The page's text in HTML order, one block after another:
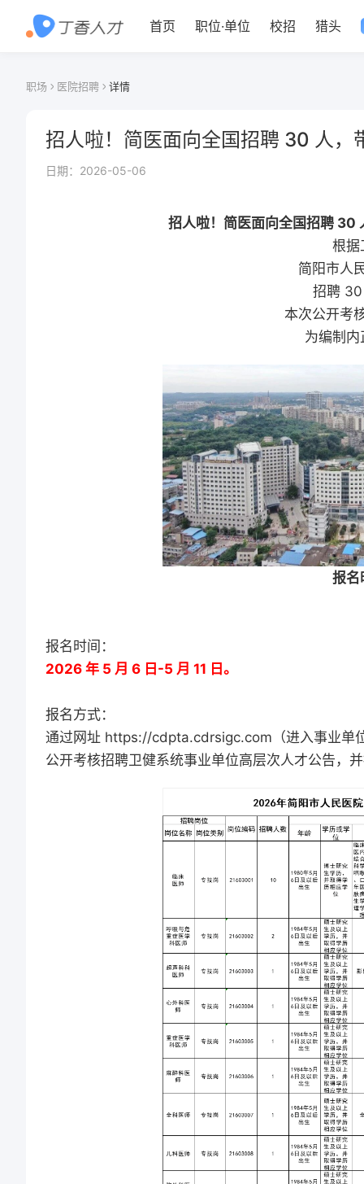
首页 职位·单位 校招 猎头
职场 医院招聘 详情
招人啦！简医面向全国招聘 30 人，
日期： 2026-05-06
招人啦！简医面向全国招聘 30
根据
简阳市人
招聘
本次公开考
为编制
报名
报名时间：
2026 年 5 月 6 日-5 月 11 日。
报名方式：
通过网址 https://cdpta.cdrsigc.com（进入事业单
公开考核招聘卫健系统事业单位高层次人才公告，